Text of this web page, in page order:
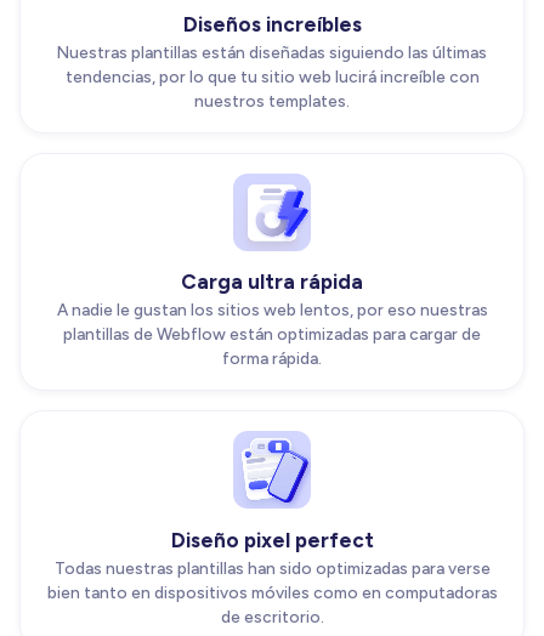
Diseños increíbles
Nuestras plantillas están diseñadas siguiendo las últimas
tendencias, por lo que tu sitio web lucirá increíble con
nuestros templates.
Carga ultra rápida
A nadie le gustan los sitios web lentos, por eso nuestras
plantillas de Webflow están optimizadas para cargar de
forma rápida.
Diseño pixel perfect
Todas nuestras plantillas han sido optimizadas para verse
bien tanto en dispositivos móviles como en computadoras
de escritorio.